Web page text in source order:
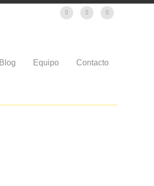
Blog Equipo Contacto